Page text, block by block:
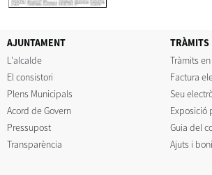
AJUNTAMENT
L'alcalde
El consistori
Plens Municipals
Acord de Govern
Pressupost
Transparència
TRÀMITS
Tràmits
Factura
Seu
Exposició
Guia del
Ajuts i